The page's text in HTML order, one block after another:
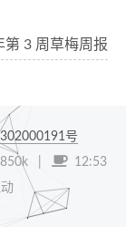
第 3 周草梅周报
号
850k
12:53